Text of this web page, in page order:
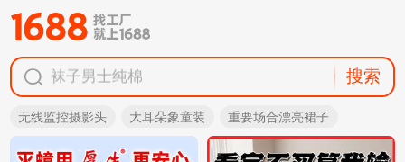
袜子男士纯棉
塑料凳子
拍立得相纸
搜索
无线监控摄影头 大耳朵象童装
重要场合漂亮裙子
宿舍床遮光帘
飞机盒包装盒